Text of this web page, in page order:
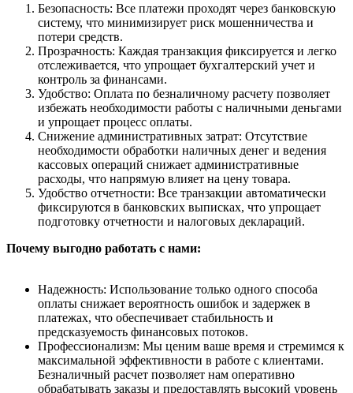
Безопасность: Все платежи проходят через банковскую
систему, что минимизирует риск мошенничества и
потери средств.
Прозрачность: Каждая транзакция фиксируется и легко
отслеживается, что упрощает бухгалтерский учет и
контроль за финансами.
Удобство: Оплата по безналичному расчету позволяет
избежать необходимости работы с наличными деньгами
и упрощает процесс оплаты.
Снижение административных затрат: Отсутствие
необходимости обработки наличных денег и ведения
кассовых операций снижает административные
расходы, что напрямую влияет на цену товара.
Удобство отчетности: Все транзакции автоматически
фиксируются в банковских выписках, что упрощает
подготовку отчетности и налоговых деклараций.
Почему выгодно работать с нами:
Надежность: Использование только одного способа
оплаты снижает вероятность ошибок и задержек в
платежах, что обеспечивает стабильность и
предсказуемость финансовых потоков.
Профессионализм: Мы ценим ваше время и стремимся к
максимальной эффективности в работе с клиентами.
Безналичный расчет позволяет нам оперативно
обрабатывать заказы и предоставлять высокий уровень